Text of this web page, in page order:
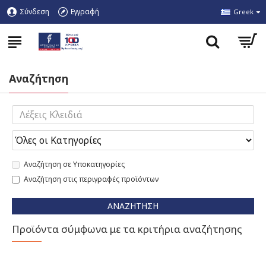
Σύνδεση Εγγραφή Greek
Αναζήτηση
Αναζήτηση σε Υποκατηγορίες
Αναζήτηση στις περιγραφές προϊόντων
ΑΝΑΖΉΤΗΣΗ
Προϊόντα σύμφωνα με τα κριτήρια αναζήτησης